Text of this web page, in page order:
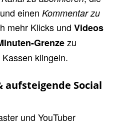
einen Kommentar zu
mehr Klicks und Videos
Grenzezu
klingeln.
Social
und YouTuber